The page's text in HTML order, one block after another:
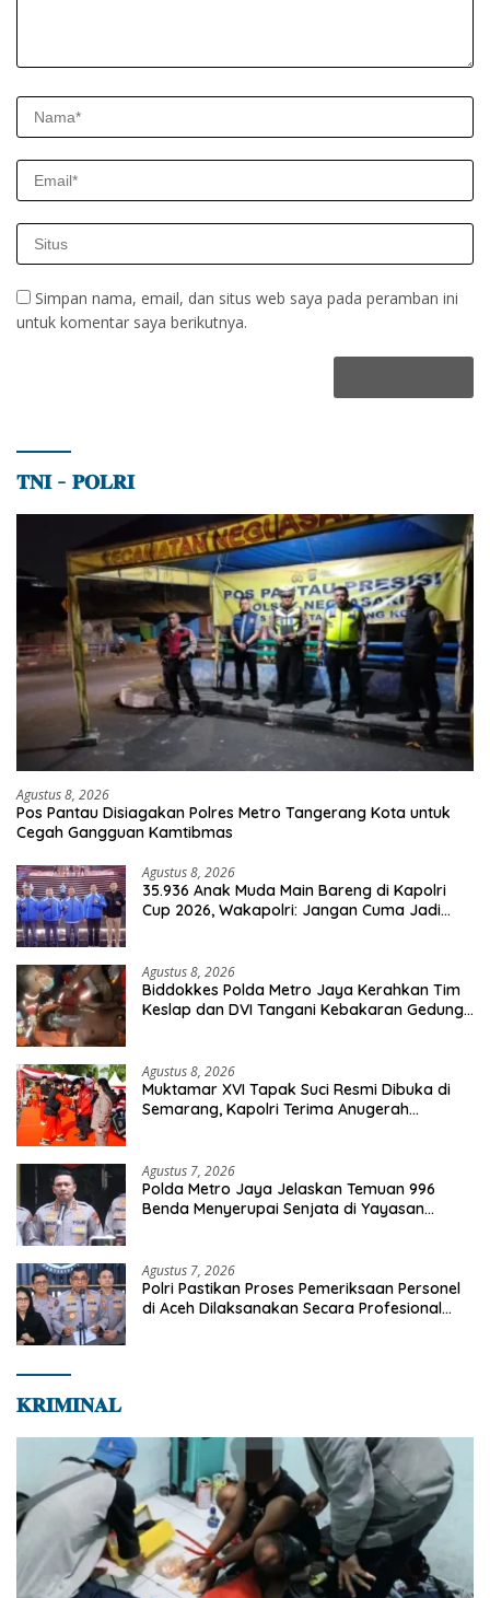
Simpan nama, email, dan situs web saya pada peramban ini
untuk komentar saya berikutnya.
𝐓𝐍𝐈 – 𝐏𝐎𝐋𝐑𝐈
Agustus 8, 2026
Pos Pantau Disiagakan Polres Metro Tangerang Kota untuk
Cegah Gangguan Kamtibmas
Agustus 8, 2026
35.936 Anak Muda Main Bareng di Kapolri
Cup 2026, Wakapolri: Jangan Cuma Jadi
Agustus 8, 2026
Biddokkes Polda Metro Jaya Kerahkan Tim
Keslap dan DVI Tangani Kebakaran Gedung
Agustus 8, 2026
Muktamar XVI Tapak Suci Resmi Dibuka di
Semarang, Kapolri Terima Anugerah
Agustus 7, 2026
Polda Metro Jaya Jelaskan Temuan 996
Benda Menyerupai Senjata di Yayasan
Agustus 7, 2026
Polri Pastikan Proses Pemeriksaan Personel
di Aceh Dilaksanakan Secara Profesional
𝐊𝐑𝐈𝐌𝐈𝐍𝐀𝐋